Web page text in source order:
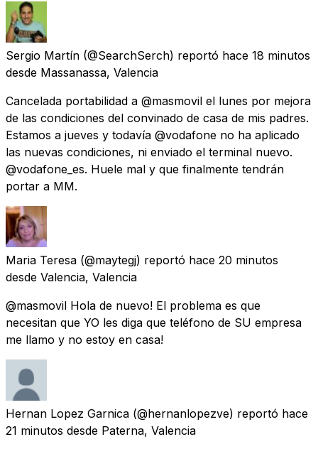
Sergio Martín (@SearchSerch) reportó hace 18 minutos
desde Massanassa, Valencia
Cancelada portabilidad a @masmovil el lunes por mejora
de las condiciones del convinado de casa de mis padres.
Estamos a jueves y todavía @vodafone no ha aplicado
las nuevas condiciones, ni enviado el terminal nuevo.
@vodafone_es. Huele mal y que finalmente tendrán
portar a MM.
Maria Teresa (@maytegj) reportó hace 20 minutos
desde Valencia, Valencia
@masmovil Hola de nuevo! El problema es que
necesitan que YO les diga que teléfono de SU empresa
me llamo y no estoy en casa!
Hernan Lopez Garnica (@hernanlopezve) reportó hace
21 minutos desde Paterna, Valencia